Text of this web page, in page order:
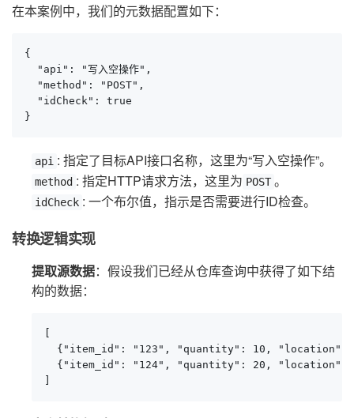
在本案例中，我们的元数据配置如下：
{
  "api": "写入空操作",
  "method": "POST",
  "idCheck": true
}
api : 指定了目标API接口名称，这里为“写入空操作”。
method : 指定HTTP请求方法，这里为 POST 。
idCheck : 一个布尔值，指示是否需要进行ID检查。
转换逻辑实现
提取源数据：假设我们已经从仓库查询中获得了如下结
构的数据：
[
{"item_id": "123", "quantity": 10, "location":
{"item_id": "124", "quantity": 20, "location":
]